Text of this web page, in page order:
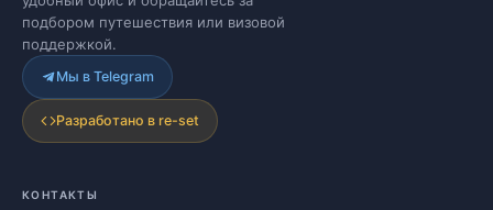
подбором путешествия или визовой
поддержкой.
Мы в Telegram
Разработано в re-set
КОНТАКТЫ